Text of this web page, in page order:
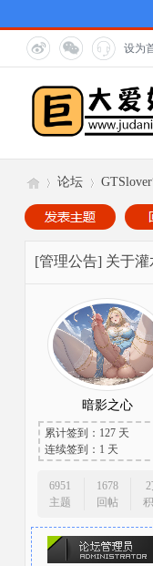
设为
巨»
论坛
›
[管理公告] 关于灌
暗影之心
累计签到：127 天
连续签到：1 天
6951
主题
1678
回帖